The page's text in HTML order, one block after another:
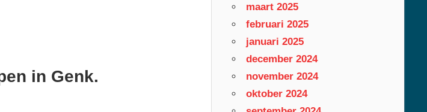
in Genk.
maart 2025
februari 2025
januari 2025
december 2024
november 2024
oktober 2024